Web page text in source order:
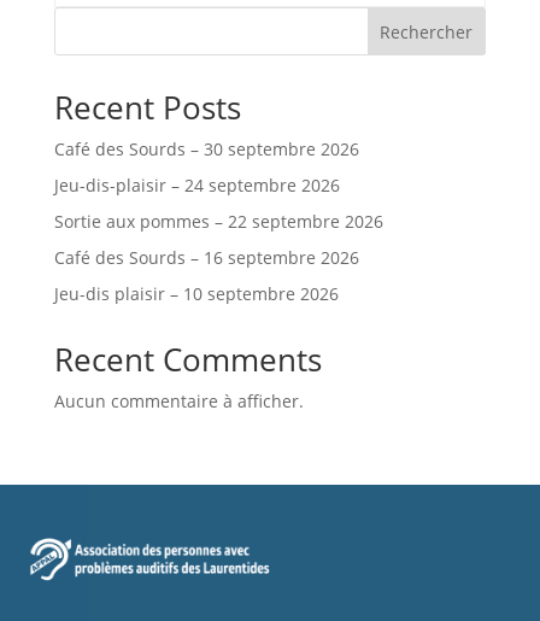
Rechercher
Recent Posts
Café des Sourds – 30 septembre 2026
Jeu-dis-plaisir – 24 septembre 2026
Sortie aux pommes – 22 septembre 2026
Café des Sourds – 16 septembre 2026
Jeu-dis plaisir – 10 septembre 2026
Recent Comments
Aucun commentaire à afficher.